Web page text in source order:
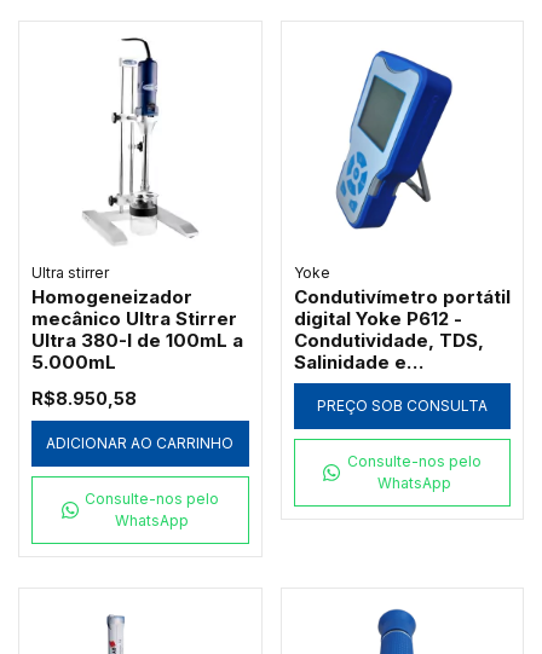
Ultra stirrer
Homogeneizador
mecânico Ultra Stirrer
Ultra 380-I de 100mL a
5.000mL
R$8.950,58
ADICIONAR AO CARRINHO
Consulte-nos pelo
WhatsApp
Yoke
Condutivímetro portátil
digital Yoke P612 -
Condutividade, TDS,
Salinidade e
Resistividade
PREÇO SOB CONSULTA
Consulte-nos pelo
WhatsApp